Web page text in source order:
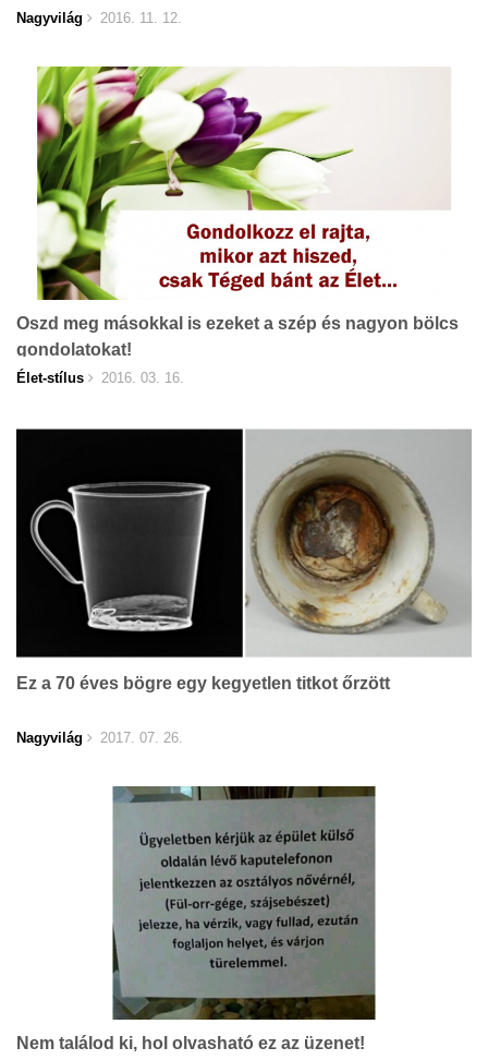
Nagyvilág 2016. 11. 12.
Oszd meg másokkal is ezeket a szép és nagyon bölcs
gondolatokat!
Élet-stílus 2016. 03. 16.
Ez a 70 éves bögre egy kegyetlen titkot őrzött
Nagyvilág 2017. 07. 26.
Nem találod ki, hol olvasható ez az üzenet!